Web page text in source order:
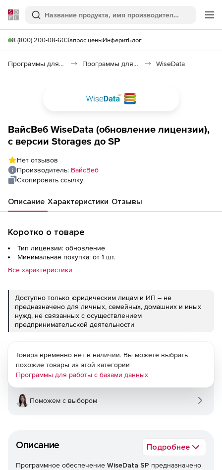
Softline
Поиск
8 (800) 200-08-60Запрос ценыИнферитБлог
Программы для программирования Программы для работы с базами данных WiseData
ВайсВеб WiseData (обновление лицензии),
с версии Storages до SP
Нет отзывов
Производитель: ВайсВеб
Скопировать ссылку
Описание Характеристики Отзывы
Коротко о товаре
Тип лицензии: обновление
Минимальная покупка: от 1 шт.
Все характеристики
Доступно только юридическим лицам и ИП – не
предназначено для личных, семейных, домашних и иных
нужд, не связанных с осуществлением
предпринимательской деятельности
Описание Подробнее
Программное обеспечение WiseData SP предназначено
Товара временно нет в наличии. Вы можете выбрать
похожие товары из этой категории
Программы для работы с базами данных
Поможем с выбором